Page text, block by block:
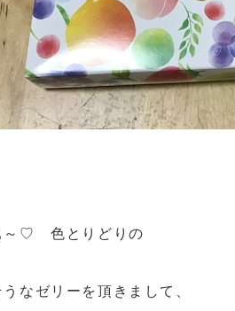
～♡ 色とりどりの
なゼリーを頂きまして、